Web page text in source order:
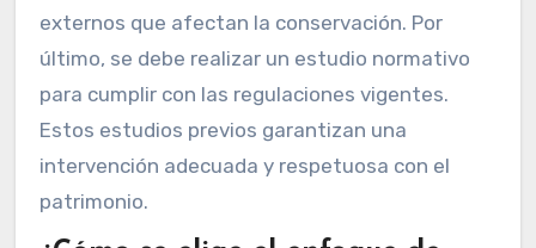
externos que afectan la conservación. Por
último, se debe realizar un estudio normativo
para cumplir con las regulaciones vigentes.
Estos estudios previos garantizan una
intervención adecuada y respetuosa con el
patrimonio.